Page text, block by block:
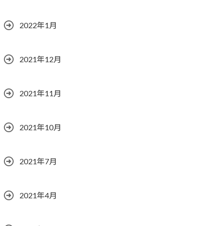
2022年1月
2021年12月
2021年11月
2021年10月
2021年7月
2021年4月